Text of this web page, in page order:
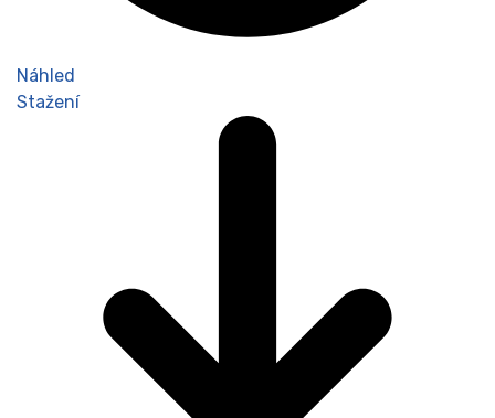
Náhled
Stažení